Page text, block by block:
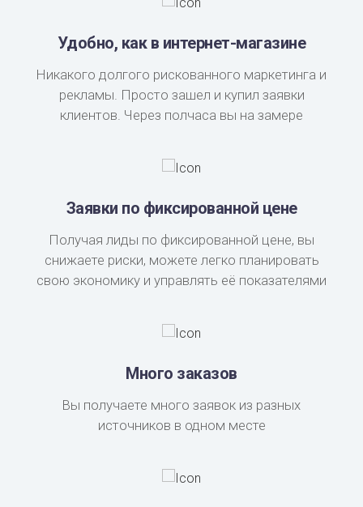
Удобно, как в интернет-магазине
Никакого долгого рискованного маркетинга и
рекламы. Просто зашел и купил заявки
клиентов. Через полчаса вы на замере
Заявки по фиксированной цене
Получая лиды по фиксированной цене, вы
снижаете риски, можете легко планировать
свою экономику и управлять её показателями
Много заказов
Вы получаете много заявок из разных
источников в одном месте